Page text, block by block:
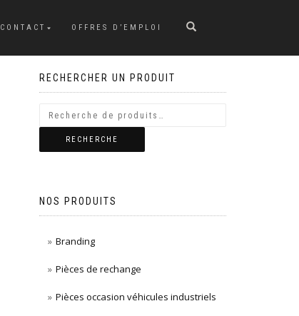
CONTACT OFFRES D’EMPLOI
RECHERCHER UN PRODUIT
RECHERCHE
NOS PRODUITS
Branding
Pièces de rechange
Pièces occasion véhicules industriels